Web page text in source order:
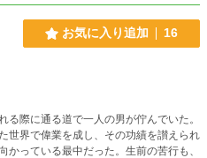
お気に入り追加 16
際に通る道で一人の男が佇んでいた。
世界で偉業を成し、その功績を讃えられ
っている最中だった。生前の苦行も、